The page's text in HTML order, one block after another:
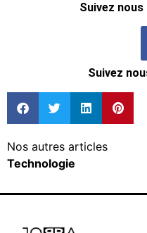
Suivez
Suivez
Nos autres articles
Technologie